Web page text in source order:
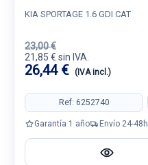
KIA SPORTAGE 1.6 GDI CAT
23,00 €
21,85 € sin IVA.
26,44 € (IVA incl.)
Ref: 6252740
Garantía 1 año Envío 24-48h